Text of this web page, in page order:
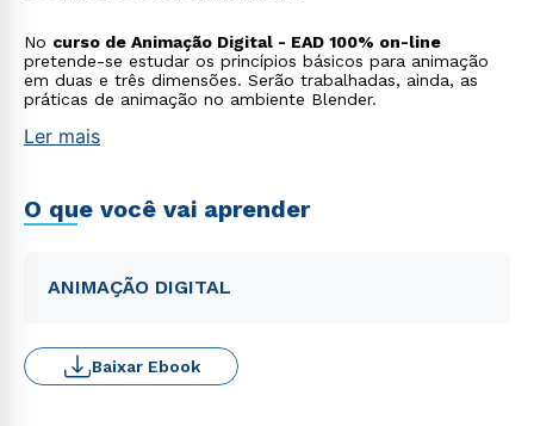
No curso de Animação Digital - EAD 100% on-line
pretende-se estudar os princípios básicos para animação
em duas e três dimensões. Serão trabalhadas, ainda, as
práticas de animação no ambiente Blender.
Ler mais
O que você vai aprender
ANIMAÇÃO DIGITAL
Baixar Ebook